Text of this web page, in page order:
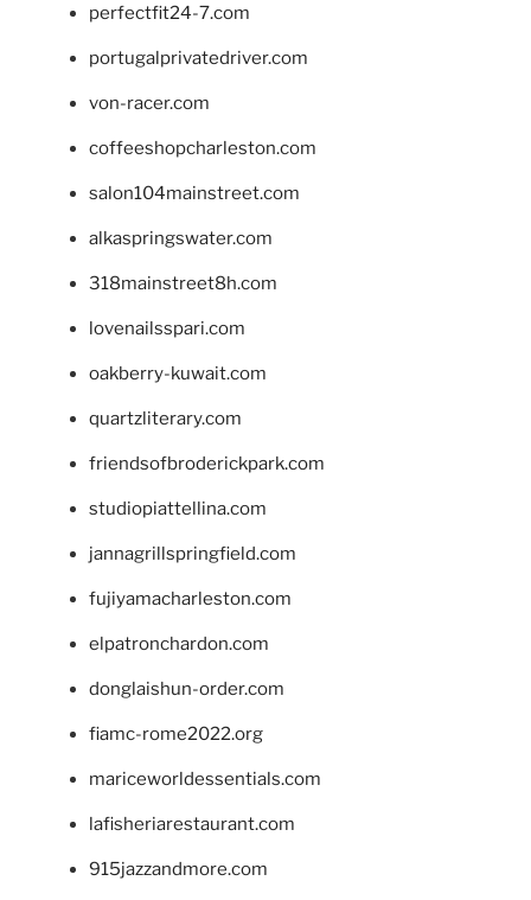
perfectfit24-7.com
portugalprivatedriver.com
von-racer.com
coffeeshopcharleston.com
salon104mainstreet.com
alkaspringswater.com
318mainstreet8h.com
lovenailsspari.com
oakberry-kuwait.com
quartzliterary.com
friendsofbroderickpark.com
studiopiattellina.com
jannagrillspringfield.com
fujiyamacharleston.com
elpatronchardon.com
donglaishun-order.com
fiamc-rome2022.org
mariceworldessentials.com
lafisheriarestaurant.com
915jazzandmore.com